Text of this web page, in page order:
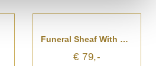
Funeral Sheaf With Ribbon
€ 79,-